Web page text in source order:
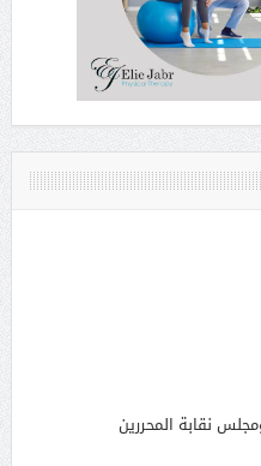
نقابة المحررين